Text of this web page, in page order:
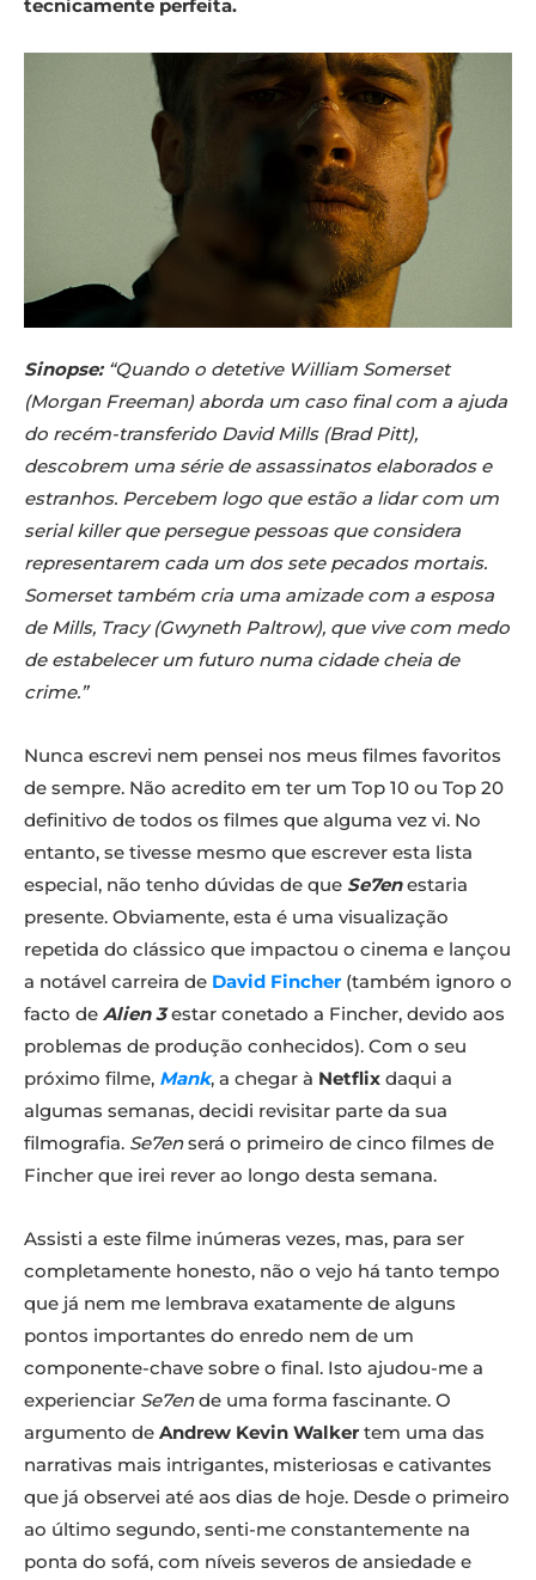
tecnicamente perfeita.
Sinopse: “Quando o detetive William Somerset
(Morgan Freeman) aborda um caso final com a ajuda
do recém-transferido David Mills (Brad Pitt),
descobrem uma série de assassinatos elaborados e
estranhos. Percebem logo que estão a lidar com um
serial killer que persegue pessoas que considera
representarem cada um dos sete pecados mortais.
Somerset também cria uma amizade com a esposa
de Mills, Tracy (Gwyneth Paltrow), que vive com medo
de estabelecer um futuro numa cidade cheia de
crime.”
Nunca escrevi nem pensei nos meus filmes favoritos
de sempre. Não acredito em ter um Top 10 ou Top 20
definitivo de todos os filmes que alguma vez vi. No
entanto, se tivesse mesmo que escrever esta lista
especial, não tenho dúvidas de que Se7enestaria
presente. Obviamente, esta é uma visualização
repetida do clássico que impactou o cinema e lançou
a notável carreira de David Fincher(também ignoro o
facto de Alien 3estar conetado a Fincher, devido aos
problemas de produção conhecidos). Com o seu
próximo filme, Mank, a chegar à Netflix daqui a
algumas semanas, decidi revisitar parte da sua
filmografia. Se7enserá o primeiro de cinco filmes de
Fincher que irei rever ao longo desta semana.
Assisti a este filme inúmeras vezes, mas, para ser
completamente honesto, não o vejo há tanto tempo
que já nem me lembrava exatamente de alguns
pontos importantes do enredo nem de um
componente-chave sobre o final. Isto ajudou-me a
experienciar Se7ende uma forma fascinante. O
argumento de Andrew Kevin Walker tem uma das
narrativas mais intrigantes, misteriosas e cativantes
que já observei até aos dias de hoje. Desde o primeiro
ao último segundo, senti-me constantemente na
ponta do sofá, com níveis severos de ansiedade e